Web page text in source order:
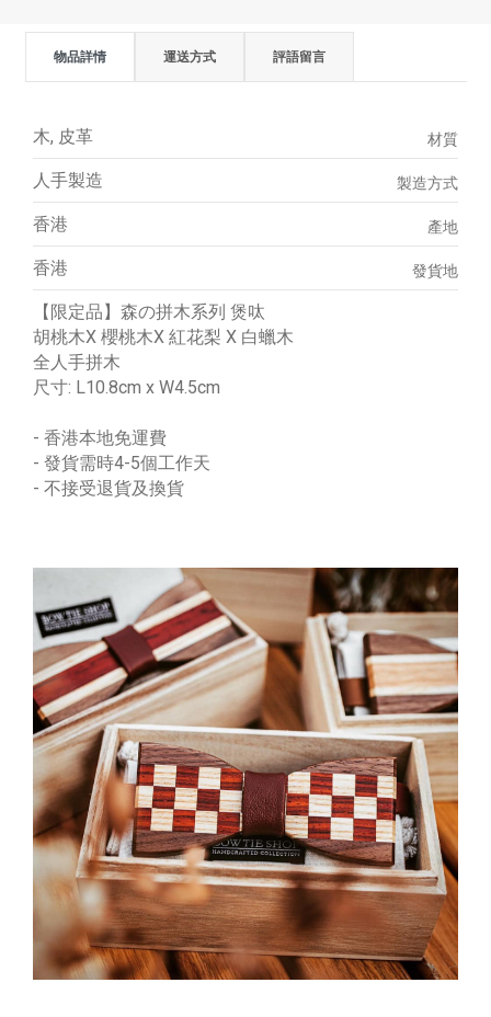
物品詳情 運送方式 評語留言
材質
木, 皮革
製造方式
人手製造
產地
香港
發貨地
香港
【限定品】森の拼木系列 煲呔
胡桃木X 櫻桃木X 紅花梨 X 白蠟木
全人手拼木
尺寸: L10.8cm x W4.5cm
- 香港本地免運費
- 發貨需時4-5個工作天
- 不接受退貨及換貨